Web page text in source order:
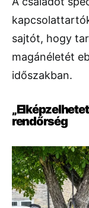
sajtót, hogy
magánéletét
időszakban.
rendőrség